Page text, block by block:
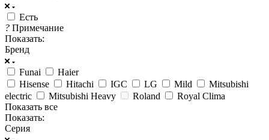
Есть
? Примечание
Показать:
Бренд
Funai
Haier
Hisense
Hitachi IGC LG Mild
Mitsubishi
electric
Mitsubishi Heavy Roland
Royal Clima
Показать все
Показать:
Серия